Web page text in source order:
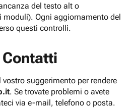
del testo alt o
moduli). Ogni aggiornamento del
questi controlli.
Contatti
suggerimento per rendere
. Se trovate problemi o avete
via e-mail, telefono o posta.